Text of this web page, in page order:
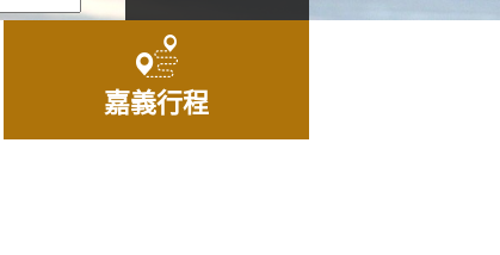
嘉義行程